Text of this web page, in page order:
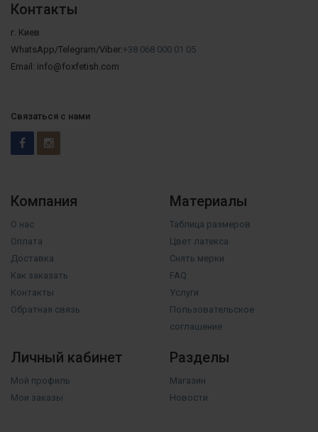
Контакты
г. Киев
WhatsApp/Telegram/Viber:+38 068 000 01 05
Email: info@foxfetish.com
Связаться с нами
Компания
О нас
Оплата
Доставка
Как заказать
Контакты
Обратная связь
Материалы
Таблица размеров
Цвет латекса
Снять мерки
FAQ
Услуги
Пользовательское
соглашение
Личный кабинет
Мой профиль
Мои заказы
Разделы
Магазин
Новости